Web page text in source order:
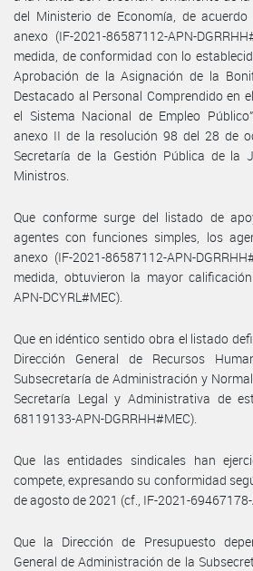
del Ministerio de Economía, de
anexo (IF-2021-86587112-APN-
medida, de conformidad con lo
Aprobación de la Asignación de la
Destacado al Personal Comprendido en
el Sistema Nacional de Empleo
anexo II de la resolución 98 del 28 de
Secretaría de la Gestión Pública de la
Ministros.
Que conforme surge del listado de
agentes con funciones simples, los
anexo (IF-2021-86587112-APN-
medida, obtuvieron la mayor
APN-DCYRL#MEC).
Que en idéntico sentido obra el listado
Dirección General de Recursos
Subsecretaría de Administración y
Secretaría Legal y Administrativa de
68119133-APN-DGRRHH#MEC).
Que las entidades sindicales han
compete, expresando su conformidad
de agosto de 2021 (cf., IF-2021-69467178-
Que la Dirección de Presupuesto
General de Administración de la